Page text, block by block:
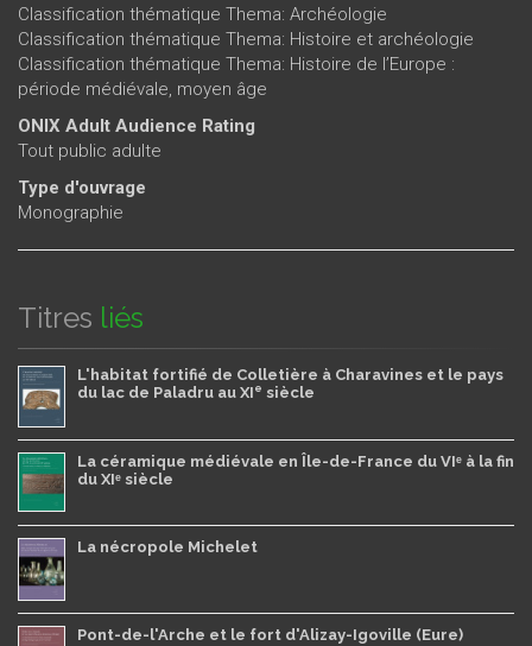
Classification thématique Thema: Archéologie
Classification thématique Thema: Histoire et archéologie
Classification thématique Thema: Histoire de l’Europe :
période médiévale, moyen âge
ONIX Adult Audience Rating
Tout public adulte
Type d'ouvrage
Monographie
Titres liés
L'habitat fortifié de Colletière à Charavines et le pays
du lac de Paladru au XIe siècle
La céramique médiévale en Île-de-France du VIᵉ à la fin
du XIᵉ siècle
La nécropole Michelet
Pont-de-l'Arche et le fort d'Alizay-Igoville (Eure)